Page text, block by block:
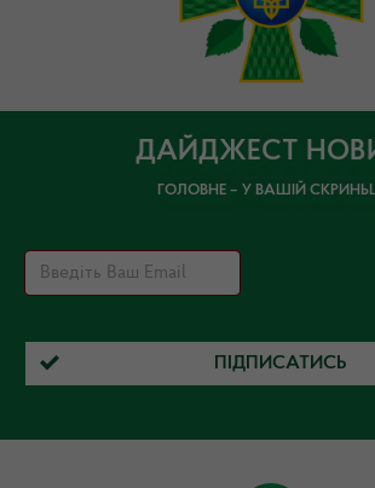
ДАЙДЖЕСТ
ГОЛОВНЕ – У ВАШІЙ
ПІДПИСАТИСЬ